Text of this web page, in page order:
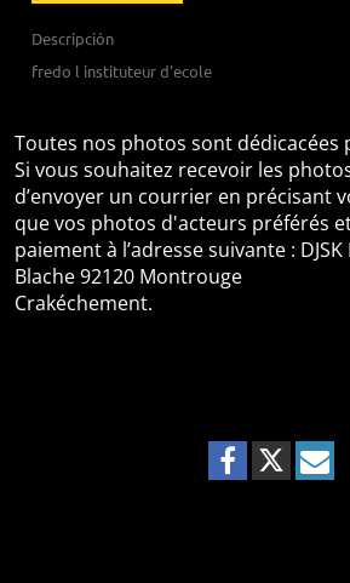
Descripción
fredo l instituteur d'ecole
Toutes nos photos sont dédicacées
Si vous souhaitez recevoir les
d’envoyer un courrier en précisant
que vos photos d'acteurs préférés
paiement à l’adresse suivante :
Blache 92120 Montrouge
Crakéchement.